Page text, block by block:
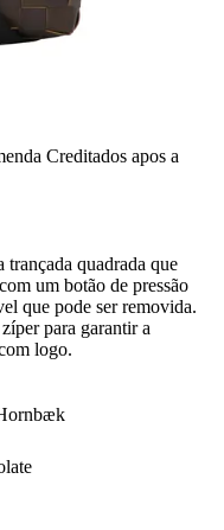
Creditados apos a
trançada quadrada que
um botão de pressão
que pode ser removida.
para garantir a
logo.